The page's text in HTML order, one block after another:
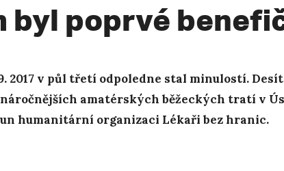
byl poprvé
2017 v půl třetí odpoledne stal minulostí.
amatérských běžeckých tratí v
humanitární organizaci Lékaři bez hranic.